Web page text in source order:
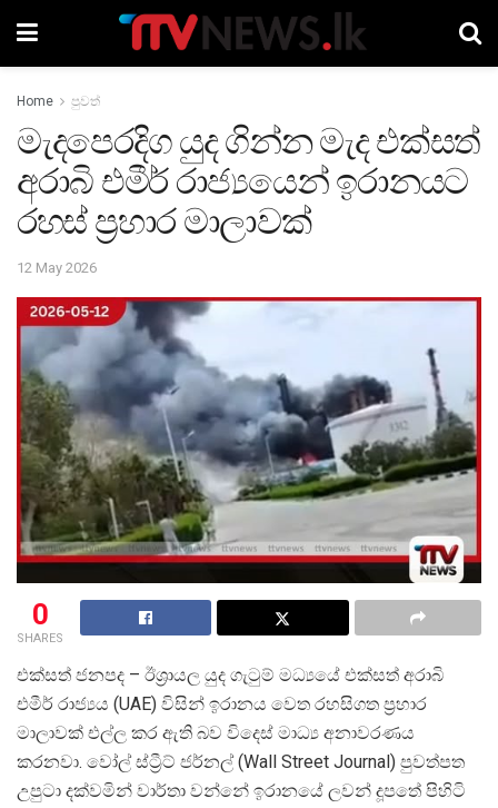
Home පුවත්
මැදපෙරදිග යුද ගින්න මැද එක්සත්
අරාබි එමීර් රාජ්‍යයෙන් ඉරානයට
රහස් ප්‍රහාර මාලාවක්
12 May 2026
0
SHARES
එක්සත් ජනපද – ඊශ්රායල යුද ගැටුම් මධ්යයේ එක්සත් අරාබි
එමීර් රාජ්යය (UAE) විසින් ඉරානය වෙත රහසිගත ප්රහාර
මාලාවක් එල්ල කර ඇති බව විදෙස් මාධ් ය අනාවරණය
කරනවා. වෝල් ස්ට්රීට් ජර්නල් (Wall Street Journal) පුවත්පත
උපුටා දක්වමින් වාර්තා වන්නේ ඉරානයේ ලවන් දූපතේ පිහිටි